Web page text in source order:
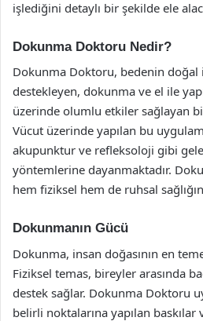
işlediğini detaylı bir şekilde ele
Dokunma Doktoru Nedir?
Dokunma Doktoru, bedenin doğal
destekleyen, dokunma ve el ile
üzerinde olumlu etkiler sağlayan
Vücut üzerinde yapılan bu
akupunktur ve refleksoloji gibi
yöntemlerine dayanmaktadır.
hem fiziksel hem de ruhsal
Dokunmanın Gücü
Dokunma, insan doğasının en
Fiziksel temas, bireyler arasında
destek sağlar. Dokunma Doktoru
belirli noktalarına yapılan